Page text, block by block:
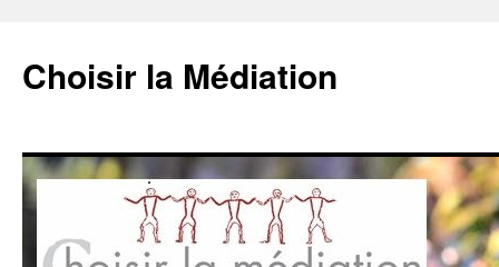
Choisir la Médiation